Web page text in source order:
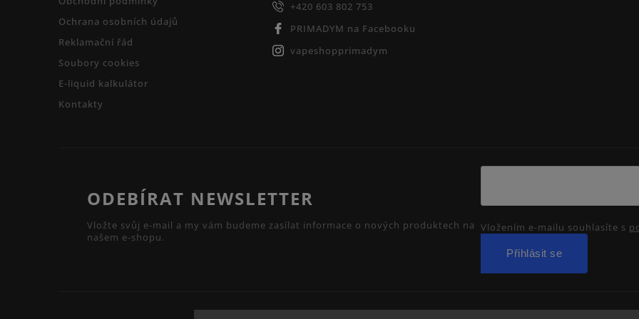
Ochrana osobních údajů
Reklamační řád
Soubory cookies
E-liquid kalkulátor
Kontakty
+420 603 802 753
PRIMADYM na Facebooku
vapeshopprimadym
ODEBÍRAT NEWSLETTER
Vložte svůj e-mail a my vám budeme zasílat informace o nových produktech na
našem e-shopu.
Vložením e-mailu souhlasíte s
Přihlásit se